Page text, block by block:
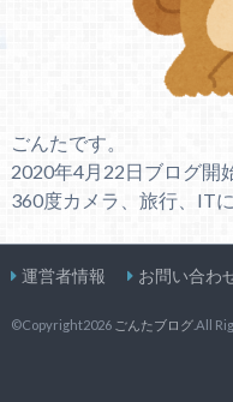
ごんたです。
2020年4月22日ブログ開
360度カメラ、旅行、IT
運営者情報 お問い合わ
©Copyright2026 ごんたブログ.All